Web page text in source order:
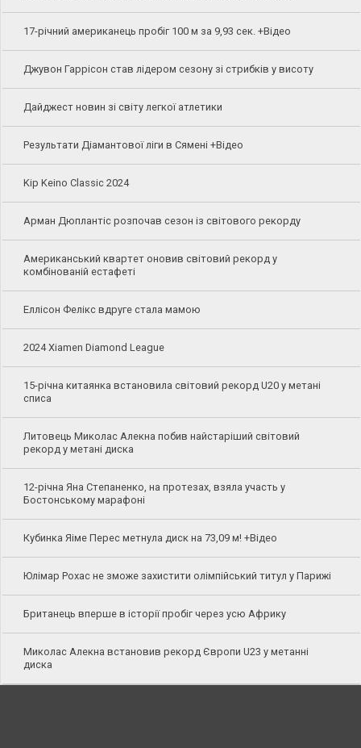
17-річний американець пробіг 100 м за 9,93 сек. +Відео
Джувон Гаррісон став лідером сезону зі стрибків у висоту
Дайджест новин зі світу легкої атлетики
Результати Діамантової ліги в Сямені +Відео
Kip Keino Classic 2024
Арман Дюплантіс розпочав сезон із світового рекорду
Американський квартет оновив світовий рекорд у
комбінованій естафеті
Еллісон Фелікс вдруге стала мамою
2024 Xiamen Diamond League
15-річна китаянка встановила світовий рекорд U20 у метані
списа
Литовець Миколас Алекна побив найстаріший світовий
рекорд у метані диска
12-річна Яна Степаненко, на протезах, взяла участь у
Бостонському марафоні
Кубинка Яіме Перес метнула диск на 73,09 м! +Відео
Юлімар Рохас не зможе захистити олімпійський титул у Парижі
Британець вперше в історії пробіг через усю Африку
Миколас Алекна встановив рекорд Європи U23 у метанні
диска